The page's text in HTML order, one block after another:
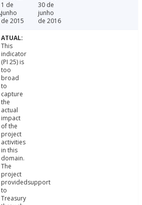
1 de
junho
de 2015
30 de
junho
de 2016
This
indicator
(PI 25) is
too
broad
to
capture
the
actual
impact
of the
project
activities
in this
domain.
The
project
providedsupport
to
Treasury